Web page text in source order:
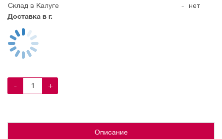
Склад в Калуге
-
нет
Доставка в г.
- +
Описание